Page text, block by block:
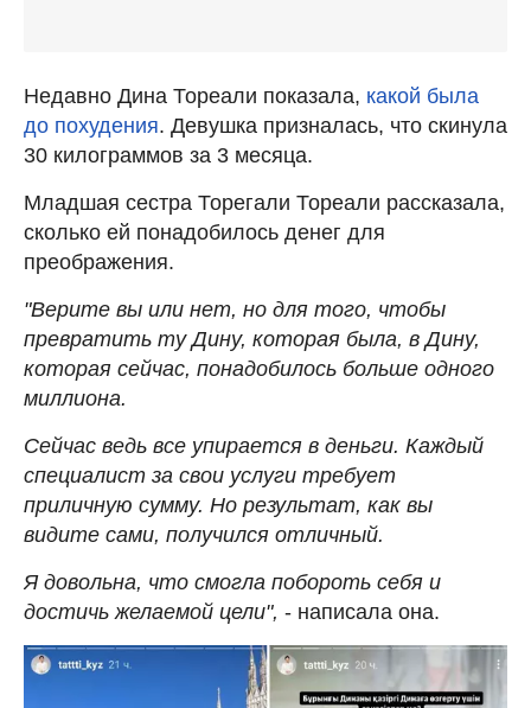
Недавно Дина Тореали показала, какой была
до похудения. Девушка призналась, что скинула
30 килограммов за 3 месяца.
Младшая сестра Торегали Тореали рассказала,
сколько ей понадобилось денег для
преображения.
"Верите вы или нет, но для того, чтобы
превратить ту Дину, которая была, в Дину,
которая сейчас, понадобилось больше одного
миллиона.
Сейчас ведь все упирается в деньги. Каждый
специалист за свои услуги требует
приличную сумму. Но результат, как вы
видите сами, получился отличный.
Я довольна, что смогла побороть себя и
достичь желаемой цели", - написала она.